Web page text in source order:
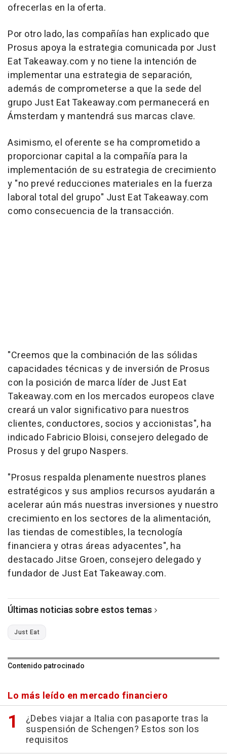
ofrecerlas en la oferta.
Por otro lado, las compañías han explicado que
Prosus apoya la estrategia comunicada por Just
Eat Takeaway.com y no tiene la intención de
implementar una estrategia de separación,
además de comprometerse a que la sede del
grupo Just Eat Takeaway.com permanecerá en
Ámsterdam y mantendrá sus marcas clave.
Asimismo, el oferente se ha comprometido a
proporcionar capital a la compañía para la
implementación de su estrategia de crecimiento
y "no prevé reducciones materiales en la fuerza
laboral total del grupo" Just Eat Takeaway.com
como consecuencia de la transacción.
"Creemos que la combinación de las sólidas
capacidades técnicas y de inversión de Prosus
con la posición de marca líder de Just Eat
Takeaway.com en los mercados europeos clave
creará un valor significativo para nuestros
clientes, conductores, socios y accionistas", ha
indicado Fabricio Bloisi, consejero delegado de
Prosus y del grupo Naspers.
"Prosus respalda plenamente nuestros planes
estratégicos y sus amplios recursos ayudarán a
acelerar aún más nuestras inversiones y nuestro
crecimiento en los sectores de la alimentación,
las tiendas de comestibles, la tecnología
financiera y otras áreas adyacentes", ha
destacado Jitse Groen, consejero delegado y
fundador de Just Eat Takeaway.com.
Últimas noticias sobre estos temas
Just Eat
Contenido patrocinado
Lo más leído en mercado financiero
¿Debes viajar a Italia con pasaporte tras la
suspensión de Schengen? Estos son los
requisitos